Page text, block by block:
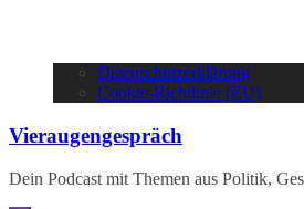
Datenschutzerklärung
Cookie-Richtlinie (EU)
Vieraugengespräch
Dein Podcast mit Themen aus Politik,